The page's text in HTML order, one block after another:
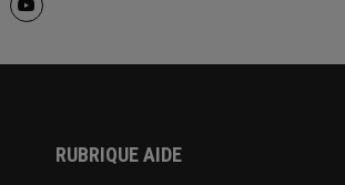
RUBRIQUE AIDE